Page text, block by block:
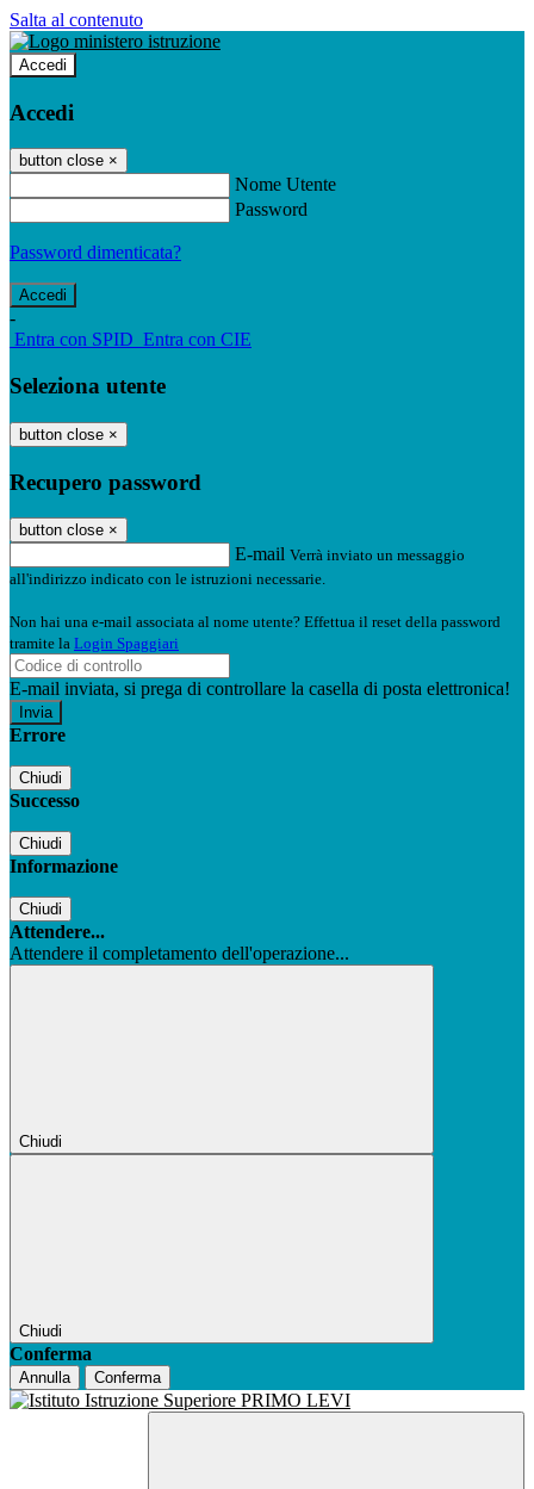
Salta al contenuto
Accedi
Accedi
button close ×
Nome Utente
Password
Password dimenticata?
-
Entra con SPID Entra con CIE
Seleziona utente
button close ×
Recupero password
button close ×
E-mail Verrà inviato un messaggio
all'indirizzo indicato con le istruzioni necessarie.
Non hai una e-mail associata al nome utente? Effettua il reset della password
tramite la Login Spaggiari
E-mail inviata, si prega di controllare la casella di posta elettronica!
Errore
Chiudi
Successo
Chiudi
Informazione
Chiudi
Attendere...
Attendere il completamento dell'operazione...
Chiudi
Chiudi
Conferma
Annulla Conferma